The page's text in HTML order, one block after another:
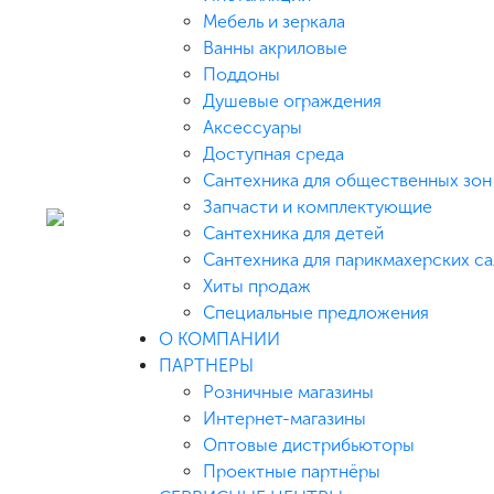
Мебель и зеркала
Ванны акриловые
Поддоны
Душевые ограждения
Аксессуары
Доступная среда
Cантехника для общественных зон
Запчасти и комплектующие
Сантехника для детей
Сантехника для парикмахерских
Хиты продаж
Специальные предложения
О КОМПАНИИ
ПАРТНЕРЫ
Розничные магазины
Интернет-магазины
Оптовые дистрибьюторы
Проектные партнёры